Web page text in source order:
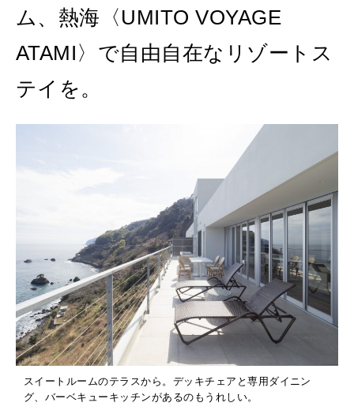
2026年5月号「“大好き”に出会いに。韓国」
2026年4月号「未来をつくる、学びの教科書。」
2026年2月号「良運を掴む 新・開運術。」
2026年1月号「猫がいれば、幸せ」
2025年12月号「お酒の新常識。」
ム、熱海〈UMITO VOYAGE
ATAMI〉で自由自在なリゾートス
テイを。
スイートルームのテラスから。デッキチェアと専用ダイニン
グ、バーベキューキッチンがあるのもうれしい。